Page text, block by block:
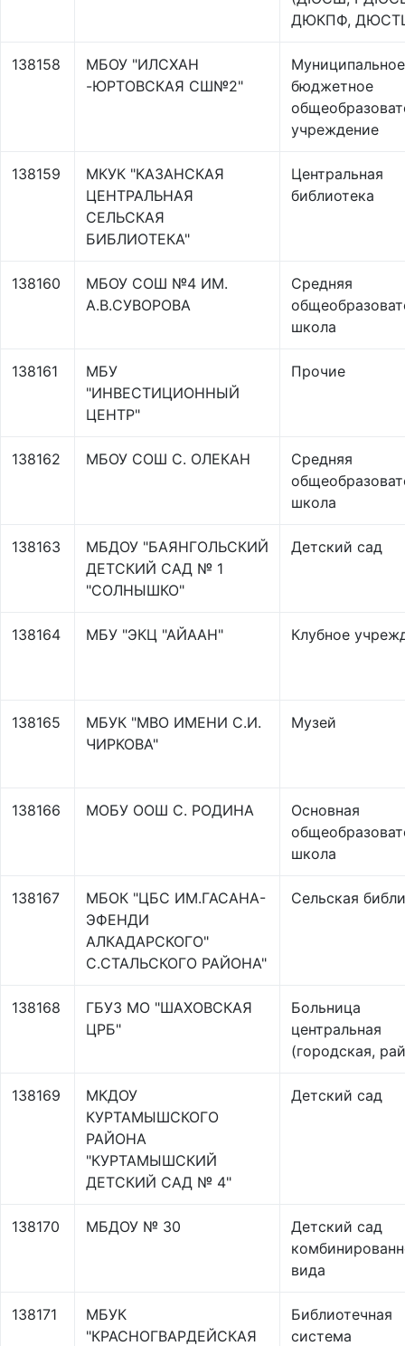
ДЮКПФ,
138158
МБОУ "ИЛСХАН
-ЮРТОВСКАЯ СШ№2"
Муниципальное
бюджетное
учреждение
138159
МКУК "КАЗАНСКАЯ
ЦЕНТРАЛЬНАЯ
СЕЛЬСКАЯ
БИБЛИОТЕКА"
Центральная
библиотека
138160
МБОУ СОШ №4 ИМ.
А.В.СУВОРОВА
Средняя
школа
138161
МБУ
"ИНВЕСТИЦИОННЫЙ
ЦЕНТР"
Прочие
138162 МБОУ СОШ С. ОЛЕКАН
Средняя
школа
138163
МБДОУ "БАЯНГОЛЬСКИЙ
ДЕТСКИЙ САД № 1
"СОЛНЫШКО"
Детский сад
138164 МБУ "ЭКЦ "АЙААН" Клубное
138165
МБУК "МВО ИМЕНИ С.И.
ЧИРКОВА"
Музей
138166 МОБУ ООШ С. РОДИНА
Основная
школа
138167
МБОК "ЦБС ИМ.ГАСАНА-
ЭФЕНДИ
АЛКАДАРСКОГО"
С.СТАЛЬСКОГО РАЙОНА"
Сельская
138168
ГБУЗ МО "ШАХОВСКАЯ
ЦРБ"
Больница
центральная
(городская,
138169
МКДОУ
КУРТАМЫШСКОГО
РАЙОНА
"КУРТАМЫШСКИЙ
ДЕТСКИЙ САД № 4"
Детский сад
138170 МБДОУ № 30
Детский сад
вида
138171
МБУК
"КРАСНОГВАРДЕЙСКАЯ
Библиотечная
система